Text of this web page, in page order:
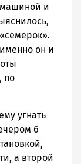
и
он и
по
угнать
6
а второй